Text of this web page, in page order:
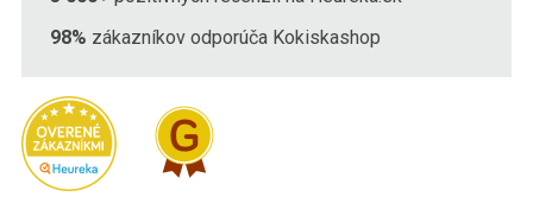
98% zákazníkov odporúča Kokiskashop